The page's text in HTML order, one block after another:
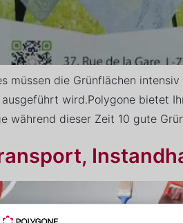
müssen die Grünflächen
wird.Polygone bietet
während dieser Zeit 10 gute